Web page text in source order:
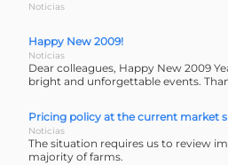
Noticias
Happy New 2009!
Noticias
Dear colleagues, Happy New 2009
bright and unforgettable events.
Pricing policy at the current market
Noticias
The situation requires us to review
majority of farms.